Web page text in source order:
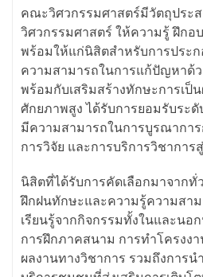
คณะวิศวกรรมศาสตร์มีวัตถุประ
วิศวกรรมศาสตร์ ให้ความรู้ ฝึกอ
พร้อมให้แก่นิสิตสำหรับการประ
ความสามารถในการแก้ปัญหาด้
พร้อมกับเสริมสร้างทักษะการเ
ศักยภาพสูง ได้รับการยอมรับระ
มีความสามารถในการบูรณากา
การวิจัย และการบริการวิชากา
นิสิตที่ได้รับการคัดเลือกมาจากทั่
ฝึกฝนทักษะและความรู้ความสา
เรียนรู้จากกิจกรรมทั้งในและนอ
การฝึกภาคสนาม การทำโครงง
ผลงานทางวิชาการ รวมถึงการน